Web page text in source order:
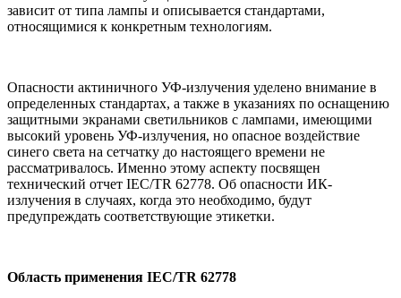
зависит от типа лампы и описывается стандартами,
относящимися к конкретным технологиям.
Опасности актиничного УФ-излучения уделено внимание в
определенных стандартах, а также в указаниях по оснащению
защитными экранами светильников с лампами, имеющими
высокий уровень УФ-излучения, но опасное воздействие
синего света на сетчатку до настоящего времени не
рассматривалось. Именно этому аспекту посвящен
технический отчет IEC/TR 62778. Об опасности ИК-
излучения в случаях, когда это необходимо, будут
предупреждать соответствующие этикетки.
Область применения IEC/TR 62778